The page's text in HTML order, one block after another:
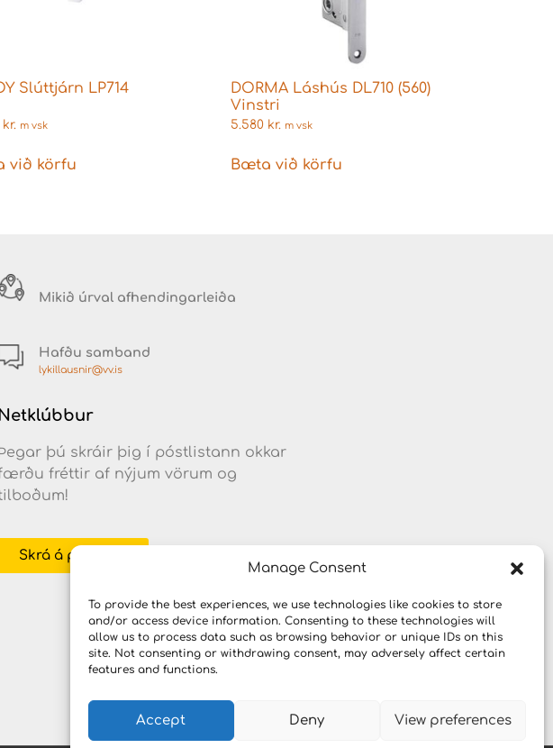
Manage Consent
To provide the best experiences, we use technologies like cookies to store
and/or access device information. Consenting to these technologies will
allow us to process data such as browsing behavior or unique IDs on this
site. Not consenting or withdrawing consent, may adversely affect certain
features and functions.
Accept Deny View preferences
Slúttjárn LP714
kr. m vsk
við körfu
DORMA Láshús DL710 (560)
Vinstri
5.580 kr. m vsk
Bæta við körfu
Mikið úrval afhendingarleiða
Hafðu samband
lykillausnir@vv.is
Þegar þú skráir þig í póstlistann okkar
fréttir af nýjum vörum og
Skrá á póstlista